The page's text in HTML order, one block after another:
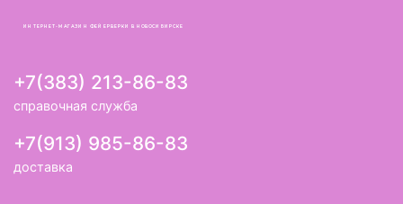
ИНТЕРНЕТ-МАГАЗИН ФЕЙЕРВЕРКИ В НОВОСИБИРСКЕ
+7(383) 213-86-83
справочная служба
+7(913) 985-86-83
доставка